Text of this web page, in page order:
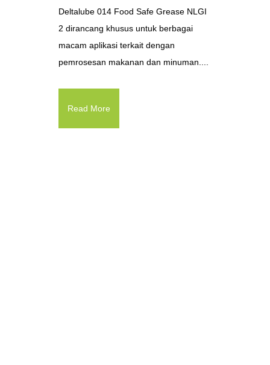
Deltalube 014 Food Safe Grease NLGI
2 dirancang khusus untuk berbagai
macam aplikasi terkait dengan
pemrosesan makanan dan minuman....
Read More